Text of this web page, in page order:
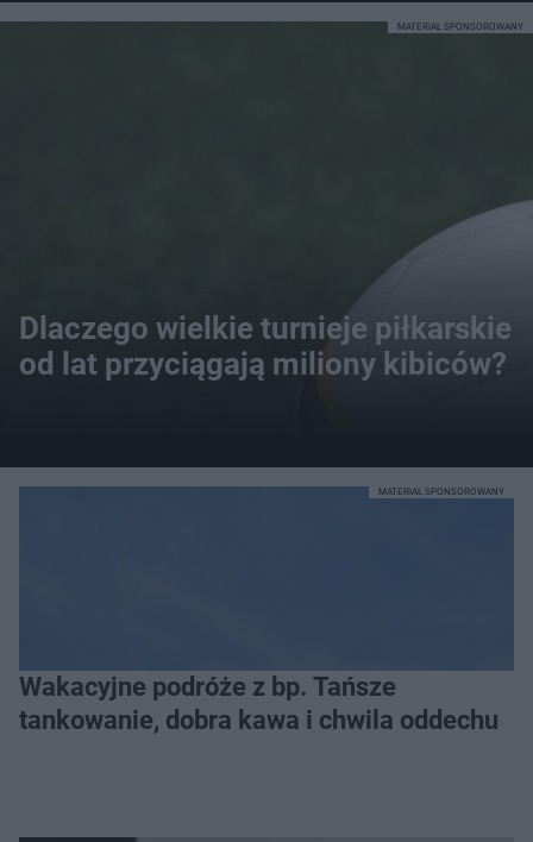
Dlaczego wielkie turnieje piłkarskie
od lat przyciągają miliony kibiców?
MATERIAŁ SPONSOROWANY
Wakacyjne podróże z bp. Tańsze
tankowanie, dobra kawa i chwila oddechu
MATERIAŁ SPONSOROWANY